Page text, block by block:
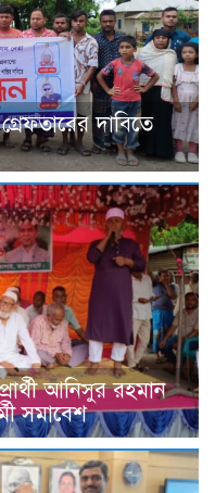
দাবিতে
আনিসুর রহমান
সমাবেশ